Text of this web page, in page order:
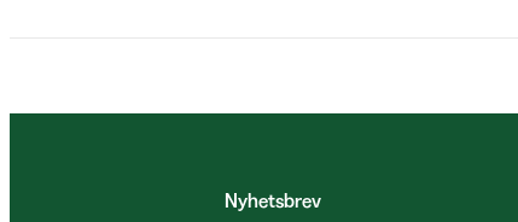
Nyhetsbrev